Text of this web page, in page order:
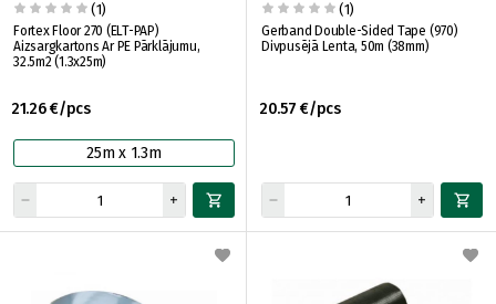
(1)
Fortex Floor 270 (ELT-PAP)
Aizsargkartons Ar PE Pārklājumu,
32.5m2 (1.3x25m)
21.26 €/pcs
25m x 1.3m
(1)
Gerband Double-Sided Tape (970)
Divpusējā Lenta, 50m (38mm)
20.57 €/pcs